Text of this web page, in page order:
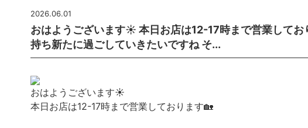
2026.06.01
おはようございます☀️ 本日お店は12-17時まで営業して
持ち新たに過ごしていきたいですね そ...
おはようございます☀️
本日お店は12-17時まで営業しております🏡